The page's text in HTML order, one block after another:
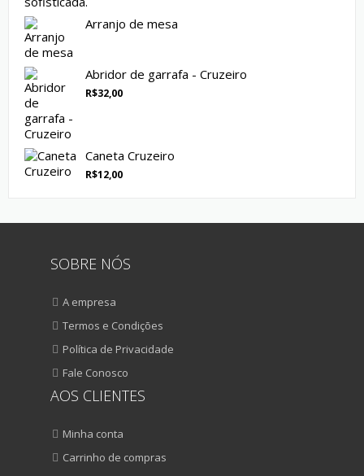
Arranjo de mesa
Abridor de garrafa - Cruzeiro
R$32,00
Caneta Cruzeiro
R$12,00
SOBRE NÓS
A empresa
Termos e Condições
Política de Privacidade
Fale Conosco
AOS CLIENTES
Minha conta
Carrinho de compras